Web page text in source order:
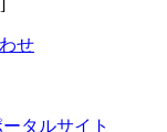
せ
タルサイト